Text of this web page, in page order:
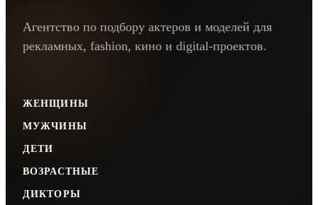
Агентство по подбору актеров и моделей для
рекламных, fashion, кино и digital-проектов.
ЖЕНЩИНЫ
МУЖЧИНЫ
ДЕТИ
ВОЗРАСТНЫЕ
ДИКТОРЫ